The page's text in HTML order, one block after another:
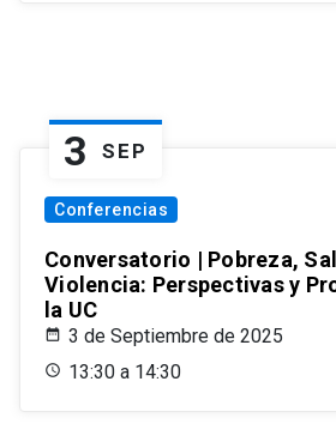
3 SEP
Conferencias
Conversatorio | Pobreza,
Violencia: Perspectivas y
la UC
3 de Septiembre de 2025
13:30 a 14:30